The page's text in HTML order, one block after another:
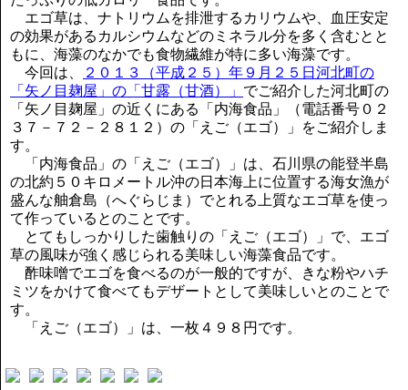
気をつけたい法律のポイント
武田正男の独り言
エゴ草は、ナトリウムを排泄するカリウムや、血圧安定
の効果があるカルシウムなどのミネラル分を多く含むとと
もに、海藻のなかでも食物繊維が特に多い海藻です。
今回は、
２０１３（平成２５）年９月２５日河北町の
「矢ノ目麹屋」の「甘露（甘酒）」 でご紹介した河北町の
「矢ノ目麹屋」の近くにある「内海食品」（電話番号０２
３７－７２－２８１２）の「えご（エゴ）」をご紹介しま
す。
「内海食品」の「えご（エゴ）」は、石川県の能登半島
の北約５０キロメートル沖の日本海上に位置する海女漁が
盛んな舳倉島（へぐらじま）でとれる上質なエゴ草を使っ
て作っているとのことです。
とてもしっかりした歯触りの「えご（エゴ）」で、エゴ
草の風味が強く感じられる美味しい海藻食品です。
酢味噌でエゴを食べるのが一般的ですが、きな粉やハチ
ミツをかけて食べてもデザートとして美味しいとのことで
す。
「えご（エゴ）」は、一枚４９８円です。